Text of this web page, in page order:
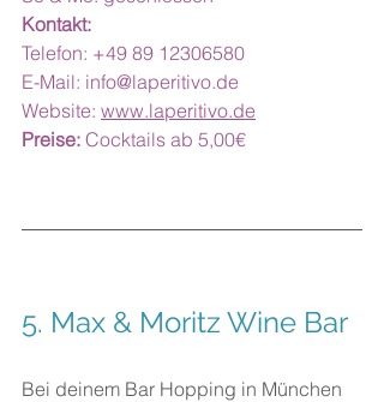
Kontakt:
Telefon: +49 89 12306580
E-Mail: info@laperitivo.de
Website: www.laperitivo.de
Preise: Cocktails ab 5,00€
5. Max & Moritz Wine Bar
Bei deinem Bar Hopping in München